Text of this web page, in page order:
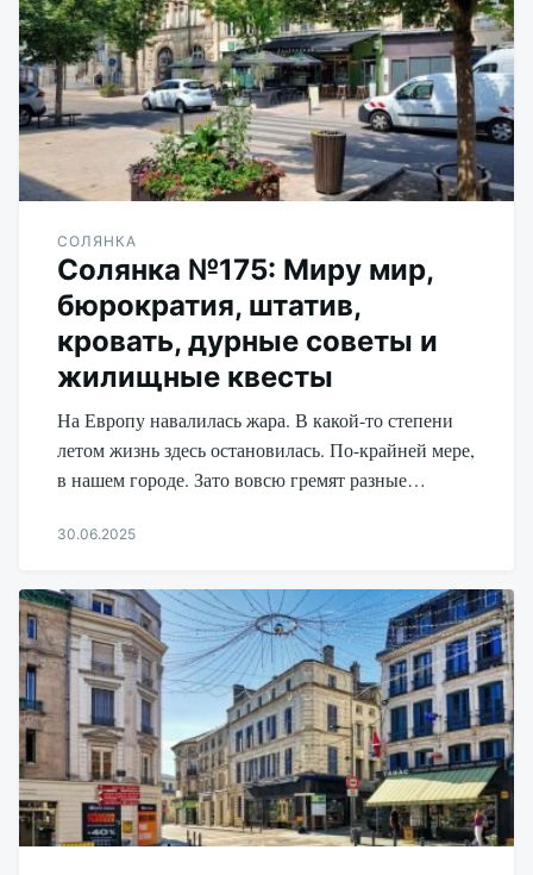
СОЛЯНКА
Солянка №175: Миру мир,
бюрократия, штатив,
кровать, дурные советы и
жилищные квесты
На Европу навалилась жара. В какой-то степени
летом жизнь здесь остановилась. По-крайней мере,
в нашем городе. Зато вовсю гремят разные…
Udikov
30.06.2025